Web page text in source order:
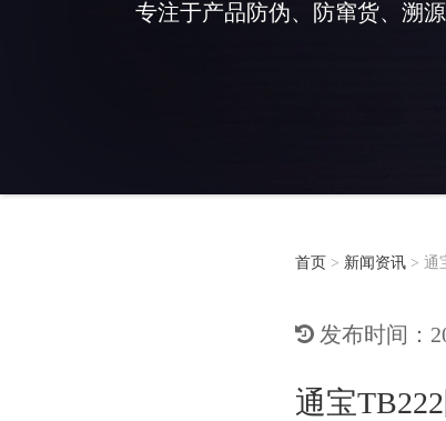
专注于产品防伪、防窜货、溯
首页 > 新闻资讯 > 通
发布时间：
通宝